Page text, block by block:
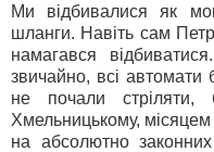
Ми відбивалися як
шланги. Навіть сам
намагався
звичайно, всі
не почали стріляти,
Хмельницькому, місяцем
на абсолютно